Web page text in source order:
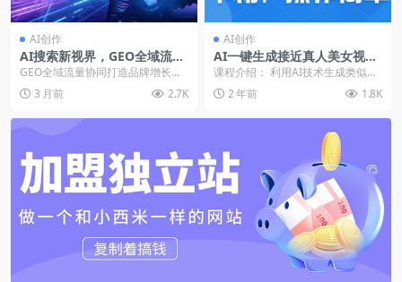
AI创作
AI搜索新视界，GEO全域流量
协同打造品牌增长超级引擎
（PDF文档教程）
GEO全域流量协同打造品牌增长超
级引擎 会员可免费获取全...
3 月前 2.7K
AI创作
AI一键生成接近真人美女视
频，单视频轻松破千粉，操作
简单
课程介绍： 利用AI技术生成类似真
人的美女视频项目，流量大、易吸
粉。 视频首先展...
2 年前 1.8K